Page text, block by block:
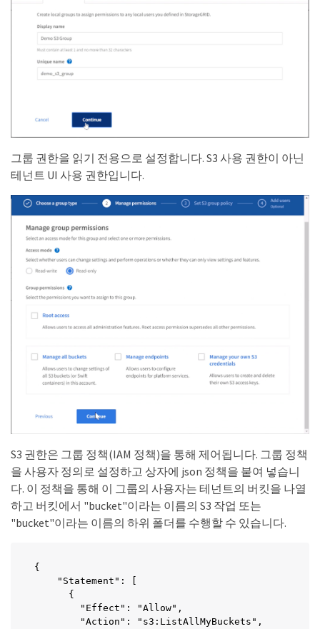
그룹 권한을 읽기 전용으로 설정합니다. S3 사용 권한이 아닌
테넌트 UI 사용 권한입니다.
S3 권한은 그룹 정책(IAM 정책)을 통해 제어됩니다. 그룹 정책
을 사용자 정의로 설정하고 상자에 json 정책을 붙여 넣습니
다. 이 정책을 통해 이 그룹의 사용자는 테넌트의 버킷을 나열
하고 버킷에서 "bucket"이라는 이름의 S3 작업 또는
"bucket"이라는 이름의 하위 폴더를 수행할 수 있습니다.
{
    "Statement": [
      {
        "Effect": "Allow",
        "Action": "s3:ListAllMyBuckets",